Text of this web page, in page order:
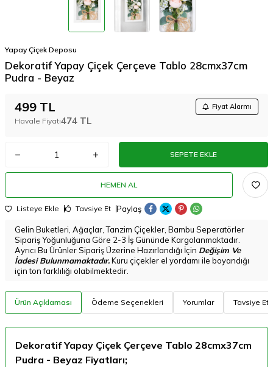
Yapay Çiçek Deposu
Dekoratif Yapay Çiçek Çerçeve Tablo 28cmx37cm
Pudra - Beyaz
499 TL Fiyat Alarmı
Havale Fiyatı474 TL
SEPETE EKLE
HEMEN AL
Listeye Ekle Tavsiye Et Paylaş
Gelin Buketleri, Ağaçlar, Tanzim Çiçekler, Bambu Seperatörler
Sipariş Yoğunluğuna Göre 2-3 İş Gününde Kargolanmaktadır.
Ayrıcı Bu Ürünler Sipariş Üzerine Hazırlandığı İçin Değişim Ve
İadesi Bulunmamaktadır.Kuru çiçekler el yordamı ile boyandığı
için ton farklılığı olabilmektedir.
Ürün Açıklaması Ödeme Seçenekleri Yorumlar Tavsiye Et
Dekoratif Yapay Çiçek Çerçeve Tablo 28cmx37cm
Pudra - Beyaz Fiyatları;